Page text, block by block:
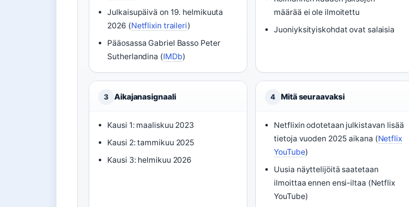
Julkaisupäivä on 19. helmikuuta
2026 (Netflixin traileri)
Pääosassa Gabriel Basso Peter
Sutherlandina (IMDb)
määrää ei ole ilmoitettu
Juoniyksityiskohdat ovat salaisia
3 Aikajanasignaali
Kausi 1: maaliskuu 2023
Kausi 2: tammikuu 2025
Kausi 3: helmikuu 2026
4 Mitä seuraavaksi
Netflixin odotetaan julkistavan lisää
tietoja vuoden 2025 aikana (Netflix
YouTube)
Uusia näyttelijöitä saatetaan
ilmoittaa ennen ensi-iltaa (Netflix
YouTube)